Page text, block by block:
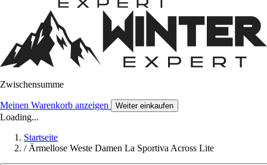
Zwischensumme
Meinen Warenkorb anzeigen Weiter einkaufen
Loading...
Startseite
/ Ärmellose Weste Damen La Sportiva Across Lite